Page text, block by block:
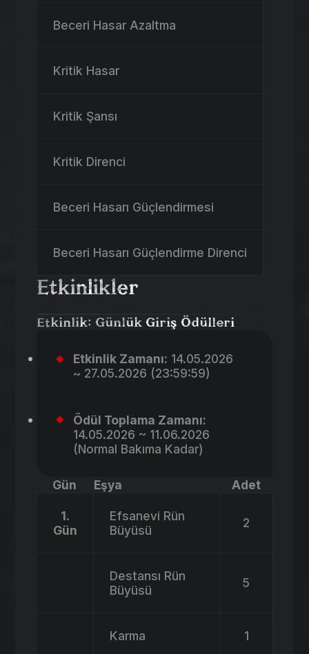
Beceri Hasar Azaltma
Kritik Hasar
Kritik Şansı
Kritik Direnci
Beceri Hasarı Güçlendirmesi
Beceri Hasarı Güçlendirme Direnci
Etkinlikler
Etkinlik: Günlük Giriş Ödülleri
Etkinlik Zamanı: 14.05.2026
~ 27.05.2026 (23:59:59)
Ödül Toplama Zamanı:
14.05.2026 ~ 11.06.2026
(Normal Bakıma Kadar)
Gün Eşya Adet
1.
Gün
Efsanevi Rün
Büyüsü
2
Destansı Rün
Büyüsü
5
Karma 1